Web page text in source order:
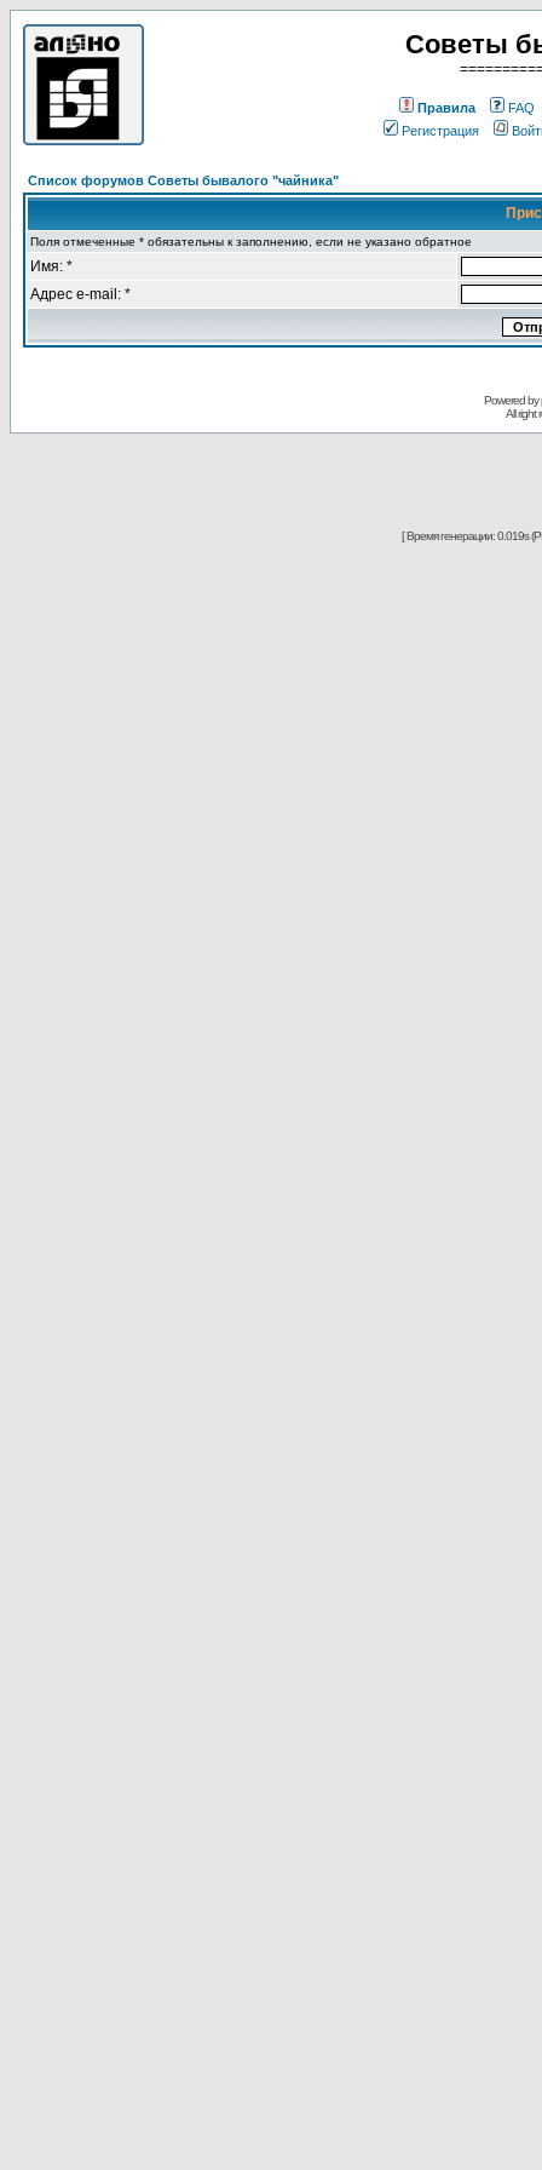
Советы
Правила
FAQ
Регистрация
Список форумов Советы бывалого "чайника"
Поля отмеченные * обязательны к заполнению, если не указано обратное
Имя: *
Адрес e-mail: *
Powered
All right
[ Время генерации: 0.019s